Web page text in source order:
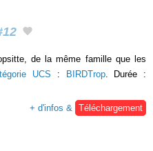
de la même famille que les
UCS : BIRDTrop. Durée :
+ d'infos &
Téléchargement